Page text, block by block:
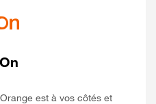
est à vos côtés et